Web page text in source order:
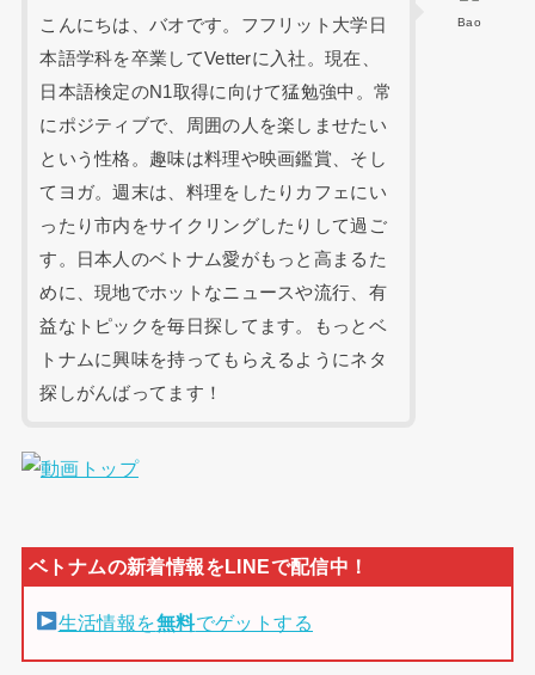
Bao
こんにちは、バオです。フフリット大学日
本語学科を卒業してVetterに入社。現在、
日本語検定のN1取得に向けて猛勉強中。常
にポジティブで、周囲の人を楽しませたい
という性格。趣味は料理や映画鑑賞、そし
てヨガ。週末は、料理をしたりカフェにい
ったり市内をサイクリングしたりして過ご
す。日本人のベトナム愛がもっと高まるた
めに、現地でホットなニュースや流行、有
益なトピックを毎日探してます。もっとベ
トナムに興味を持ってもらえるようにネタ
探しがんばってます！
生活情報を無料でゲットする